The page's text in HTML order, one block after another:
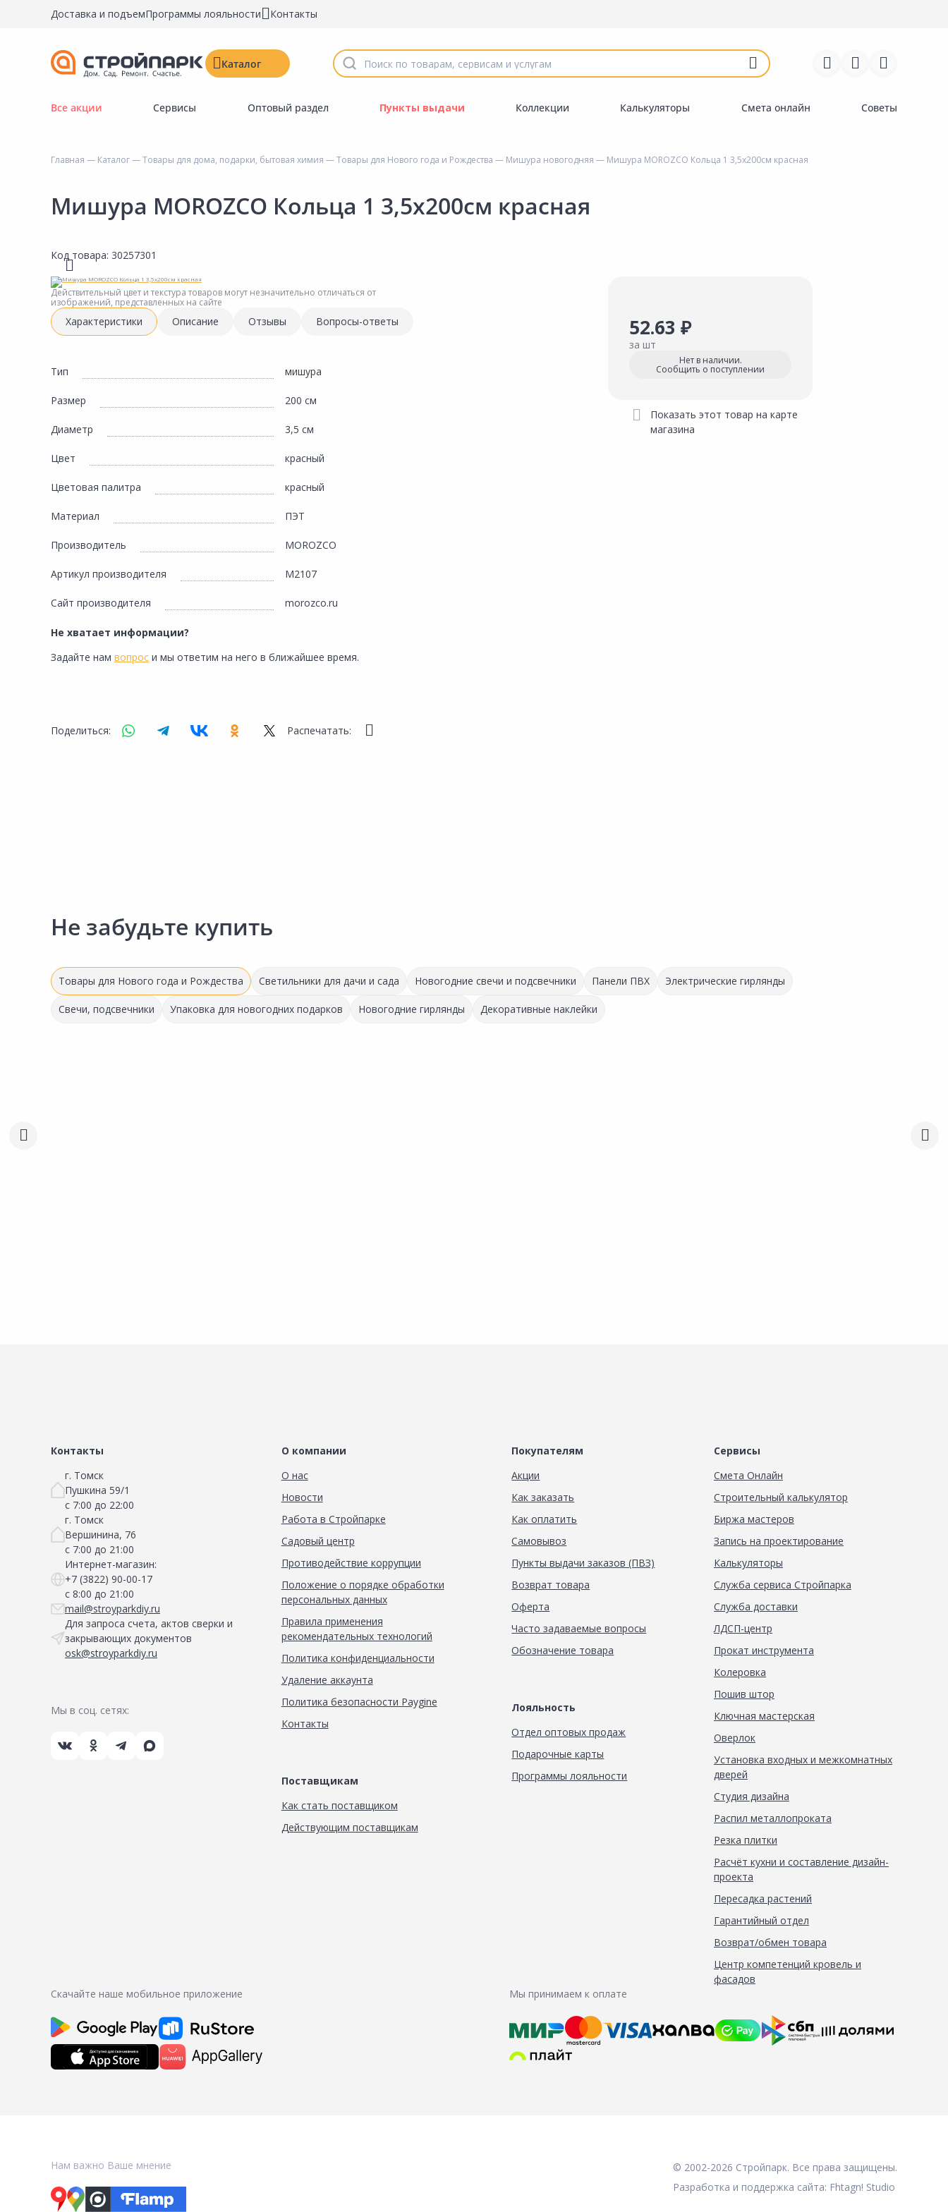
Доставка и подъемПрограммы лояльности Контакты
Каталог
Строительные материалы
Инструменты и крепёж
Керамическая плитка
Краски, герметики, пропитки
Инженерная электрика
Освещение
Интерьер, текстиль, камины, оформление
окон, картины
Туризм и отдых
Автотовары
Сад и огород
Все акции Сервисы Оптовый раздел Пункты выдачи Коллекции Калькуляторы Смета онлайн Советы
Главная — Каталог—Товары для дома, подарки, бытовая химия —Товары для Нового года и Рождества — Мишура новогодняя — Мишура MOROZCO Кольца 1 3,5х200см красная
Мишура MOROZCO Кольца 1 3,5х200см красная
Код товара: 30257301
Действительный цвет и текстура товаров могут незначительно отличаться от
изображений, представленных на сайте
Характеристики Описание Отзывы Вопросы-ответы
Тип мишура
Размер 200 см
Диаметр 3,5 см
Цвет красный
Цветовая палитра красный
Материал ПЭТ
Производитель MOROZCO
Артикул производителя М2107
Сайт производителя morozco.ru
Не хватает информации?
Задайте нам вопрос и мы ответим на него в ближайшее время.
Поделиться: Распечатать:
52.63 ₽
за шт
Нет в наличии.
Сообщить о поступлении
Показать этот товар на карте
магазина
Не забудьте купить
Товары для Нового года и Рождества Светильники для дачи и сада Новогодние свечи и подсвечники Панели ПВХ Электрические гирлянды
Свечи, подсвечники Упаковка для новогодних подарков Новогодние гирлянды Декоративные наклейки
Контакты
г. Томск
Пушкина 59/1
с 7:00 до 22:00
г. Томск
Вершинина, 76
с 7:00 до 21:00
Интернет-магазин:
+7 (3822) 90-00-17
с 8:00 до 21:00
mail@stroyparkdiy.ru
Для запроса счета, актов сверки и
закрывающих документов
osk@stroyparkdiy.ru
Мы в соц. сетях:
О компании
О нас
Новости
Работа в Стройпарке
Садовый центр
Противодействие коррупции
Положение о порядке обработки
персональных данных
Правила применения
рекомендательных технологий
Политика конфиденциальности
Удаление аккаунта
Политика безопасности Paygine
Контакты
Поставщикам
Как стать поставщиком
Действующим поставщикам
Покупателям
Акции
Как заказать
Как оплатить
Самовывоз
Пункты выдачи заказов (ПВЗ)
Возврат товара
Оферта
Часто задаваемые вопросы
Обозначение товара
Лояльность
Отдел оптовых продаж
Подарочные карты
Программы лояльности
Сервисы
Смета Онлайн
Строительный калькулятор
Биржа мастеров
Запись на проектирование
Калькуляторы
Служба сервиса Стройпарка
Служба доставки
ЛДСП-центр
Прокат инструмента
Колеровка
Пошив штор
Ключная мастерская
Оверлок
Установка входных и межкомнатных
дверей
Студия дизайна
Распил металлопроката
Резка плитки
Расчёт кухни и составление дизайн-
проекта
Пересадка растений
Гарантийный отдел
Возврат/обмен товара
Центр компетенций кровель и
фасадов
Скачайте наше мобильное приложение
Мы принимаем к оплате
Нам важно Ваше мнение
© 2002-2026 Стройпарк. Все права защищены.
Разработка и поддержка сайта: Fhtagn! Studio